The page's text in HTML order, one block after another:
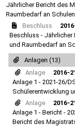
Jährlicher Bericht des
Raumbedarf an Schulen
Beschluss
Beschluss -
und Raumbedarf an
Anlagen (13)
Anlage
2016-
Anlage 1 - 2021-26/
Schülerentwicklung
Anlage
2016-
Anlage 1 - Bericht -
Bericht des